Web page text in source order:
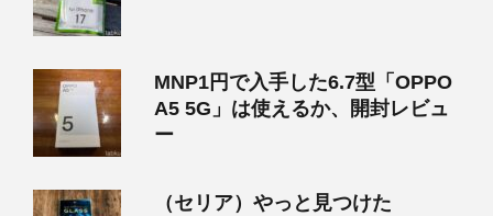
MNP1円で入手した6.7型「OPPO
A5 5G」は使えるか、開封レビュ
ー
（セリア）やっと見つけた